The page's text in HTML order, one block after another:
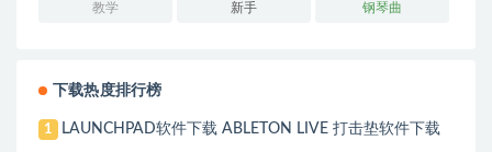
教学 新手 钢琴曲
下载热度排行榜
1 LAUNCHPAD软件下载 ABLETON LIVE 打击垫软件下载